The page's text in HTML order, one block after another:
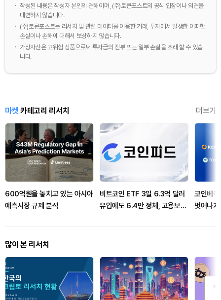
작성된 내용은 작성자 본인의 견해이며, (주)토큰포스트의 공식 입장이나 의견을
대변하지 않습니다.
(주)토큰포스트는 리서치 및 관련 데이터를 이용한 거래, 투자에서 발생한 어떠한
손실이나 손해에 대해서 보상하지 않습니다.
가상자산은 고위험 상품으로써 투자금의 전부 또는 일부 손실을 초래 할 수 있습
니다.
마켓카테고리 리서치 더보기
600억원을 놓치고 있는 아시아
예측시장 규제 분석
비트코인 ETF 3일 6.3억 달러
유입에도 6.4만 정체, 고용보고
코인베
벗어나
많이 본 리서치